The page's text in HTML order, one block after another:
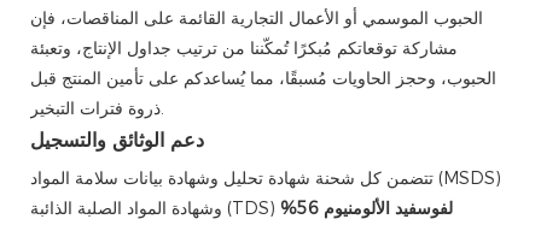
الحبوب الموسمي أو الأعمال التجارية القائمة على المناقصات، فإن
مشاركة توقعاتكم مُبكرًا تُمكّننا من ترتيب جداول الإنتاج، وتعبئة
الحبوب، وحجز الحاويات مُسبقًا، مما يُساعدكم على تأمين المنتج قبل
ذروة فترات التبخير.
دعم الوثائق والتسجيل
تتضمن كل شحنة شهادة تحليل وشهادة بيانات سلامة المواد (MSDS)
وشهادة المواد الصلبة الذائبة (TDS) لفوسفيد الألومنيوم 56%